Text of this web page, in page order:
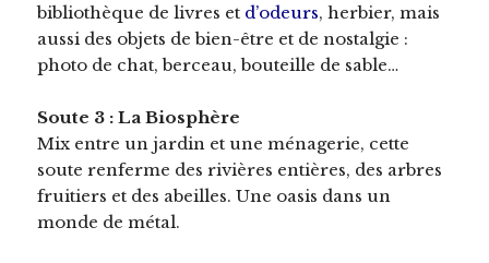
bibliothèque de livres et d’odeurs, herbier, mais
aussi des objets de bien-être et de nostalgie :
photo de chat, berceau, bouteille de sable…
Soute 3 : La Biosphère
Mix entre un jardin et une ménagerie, cette
soute renferme des rivières entières, des arbres
fruitiers et des abeilles. Une oasis dans un
monde de métal.